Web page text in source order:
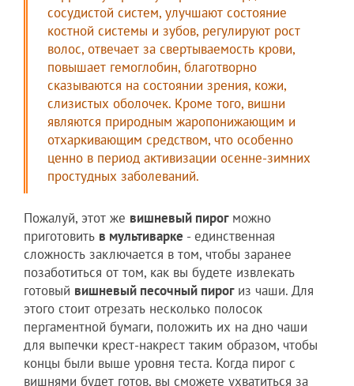
сосудистой систем, улучшают состояние
костной системы и зубов, регулируют рост
волос, отвечает за свертываемость крови,
повышает гемоглобин, благотворно
сказываются на состоянии зрения, кожи,
слизистых оболочек. Кроме того, вишни
являются природным жаропонижающим и
отхаркивающим средством, что особенно
ценно в период активизации осенне-зимних
простудных заболеваний.
Пожалуй, этот же вишневый пирогможно
приготовить в мультиварке - единственная
сложность заключается в том, чтобы заранее
позаботиться от том, как вы будете извлекать
готовый вишневый песочный пирогиз чаши. Для
этого стоит отрезать несколько полосок
пергаментной бумаги, положить их на дно чаши
для выпечки крест-накрест таким образом, чтобы
концы были выше уровня теста. Когда пирог с
вишнями будет готов, вы сможете ухватиться за